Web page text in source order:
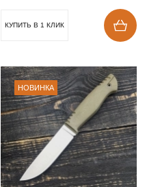
КУПИТЬ В 1 КЛИК
НОВИНКА